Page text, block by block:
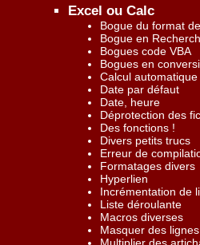
Excel ou Calc
Bogue du format
Bogue en
Bogues code VBA
Bogues en
Calcul automatique
Date par défaut
Date, heure
Déprotection des
Des fonctions !
Divers petits trucs
Erreur de
Formatages divers
Hyperlien
Incrémentation de
Liste déroulante
Macros diverses
Masquer des